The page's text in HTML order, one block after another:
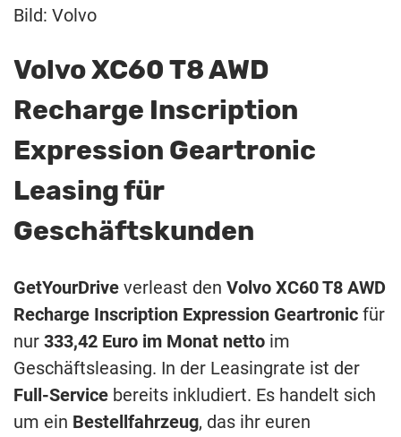
Bild: Volvo
Volvo XC60 T8 AWD
Recharge Inscription
Expression Geartronic
Leasing für
Geschäftskunden
GetYourDrive verleast den Volvo XC60 T8 AWD
Recharge Inscription Expression Geartronic für
nur 333,42 Euro im Monat netto im
Geschäftsleasing. In der Leasingrate ist der
Full-Service bereits inkludiert. Es handelt sich
um ein Bestellfahrzeug, das ihr euren